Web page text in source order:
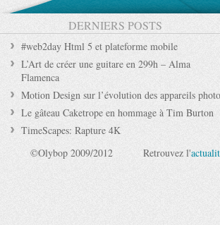
DERNIERS POSTS
#web2day Html 5 et plateforme mobile
L’Art de créer une guitare en 299h – Alma
Flamenca
Motion Design sur l’évolution des appareils
Le gâteau Caketrope en hommage à Tim Burton
TimeScapes: Rapture 4K
©Olybop 2009/2012 Retrouvez l'